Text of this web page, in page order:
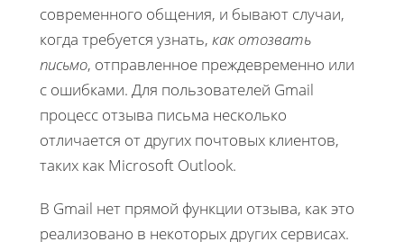
современного общения, и бывают случаи,
когда требуется узнать, как отозвать
письмо, отправленное преждевременно или
с ошибками. Для пользователей Gmail
процесс отзыва письма несколько
отличается от других почтовых клиентов,
таких как Microsoft Outlook.
В Gmail нет прямой функции отзыва, как это
реализовано в некоторых других сервисах.